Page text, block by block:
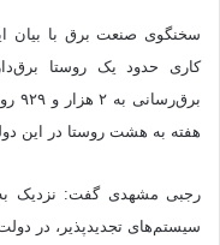
کاری حدود یک روستا
هفته به هشت روستا در این
سیستم‌های تجدیدپذیر، در